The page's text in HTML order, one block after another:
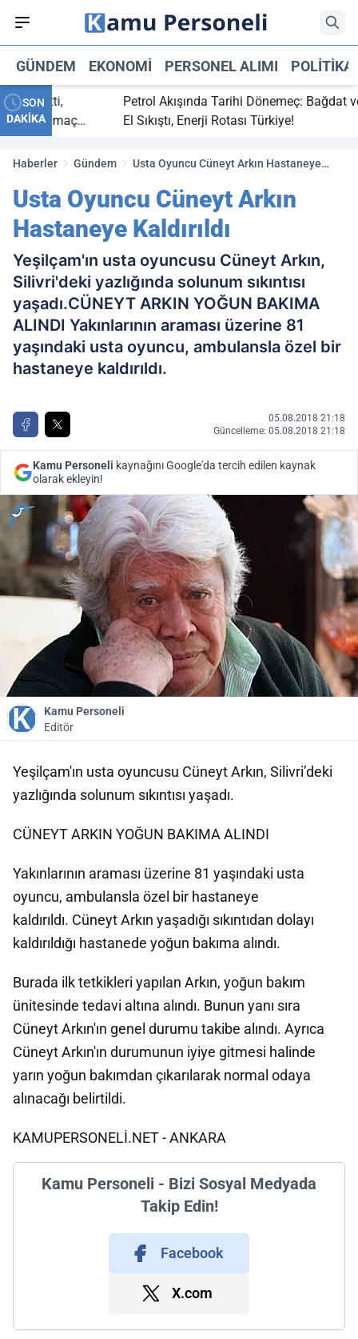
GÜNDEM EKONOMI PERSONEL ALIMI POLITIKA
SON
DAKİKA
bitti,
maç
Petrol Akışında Tarihi Dönemeç: Bağdat ve
El Sıkıştı, Enerji Rotası Türkiye!
Haberler Gündem
Usta Oyuncu Cüneyt Arkın Hastaneye
Usta Oyuncu Cüneyt Arkın
Hastaneye Kaldırıldı
Yeşilçam'ın usta oyuncusu Cüneyt Arkın,
Silivri'deki yazlığında solunum sıkıntısı
yaşadı.CÜNEYT ARKIN YOĞUN BAKIMA
ALINDI Yakınlarının araması üzerine 81
yaşındaki usta oyuncu, ambulansla özel bir
hastaneye kaldırıldı.
05.08.2018 21:18
Güncelleme: 05.08.2018 21:18
Kamu Personeli kaynağını Google'da tercih edilen kaynak
olarak ekleyin!
Kamu Personeli
Editör
Yeşilçam'ın usta oyuncusu Cüneyt Arkın, Silivri’deki
yazlığında solunum sıkıntısı yaşadı.
CÜNEYT ARKIN YOĞUN BAKIMA ALINDI
Yakınlarının araması üzerine 81 yaşındaki usta
oyuncu, ambulansla özel bir hastaneye
kaldırıldı. Cüneyt Arkın yaşadığı sıkıntıdan dolayı
kaldırıldığı hastanede yoğun bakıma alındı.
Burada ilk tetkikleri yapılan Arkın, yoğun bakım
ünitesinde tedavi altına alındı. Bunun yanı sıra
Cüneyt Arkın'ın genel durumu takibe alındı. Ayrıca
Cüneyt Arkın'ın durumunun iyiye gitmesi halinde
yarın yoğun bakımdan çıkarılarak normal odaya
alınacağı belirtildi.
KAMUPERSONELİ.NET - ANKARA
Kamu Personeli - Bizi Sosyal Medyada
Takip Edin!
Facebook
X.com